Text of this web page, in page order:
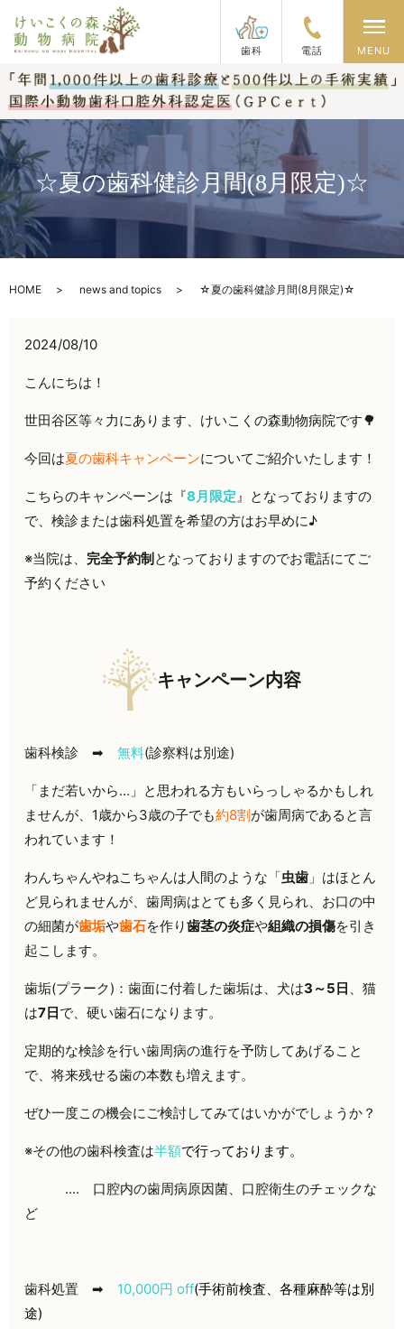
歯科 電話
メ
MENU
☆夏の歯科健診月間(8月限定)☆
HOME news and topics ☆夏の歯科健診月間(8月限定)☆
2024/08/10
こんにちは！
世田谷区等々力にあります、けいこくの森動物病院です🌳
今回は夏の歯科キャンペーンについてご紹介いたします！
こちらのキャンペーンは『8月限定』となっておりますの
で、検診または歯科処置を希望の方はお早めに♪
※当院は、 完全予約制となっておりますのでお電話にてご
予約ください
キャンペーン内容
歯科検診 ➡無料(診察料は別途)
「まだ若いから…」と思われる方もいらっしゃるかもしれ
ませんが、1歳から3歳の子でも約8割が歯周病であると言
われています！
わんちゃんやねこちゃんは人間のような「虫歯 」はほとん
ど見られませんが、歯周病はとても多く見られ、お口の中
の細菌が歯垢や歯石を作り歯茎の炎症や組織の損傷を引き
起こします。
歯垢(プラーク)：歯面に付着した歯垢は、犬は3～5日 、猫
は7日で、硬い歯石になります。
定期的な検診を行い歯周病の進行を予防してあげること
で、将来残せる歯の本数も増えます。
ぜひ一度この機会にご検討してみてはいかがでしょうか？
※その他の歯科検査は半額で行っております。
‥‥ 口腔内の歯周病原因菌、口腔衛生のチェックな
ど
歯科処置 ➡ 10,000円 off(手術前検査、各種麻酔等は別
途)